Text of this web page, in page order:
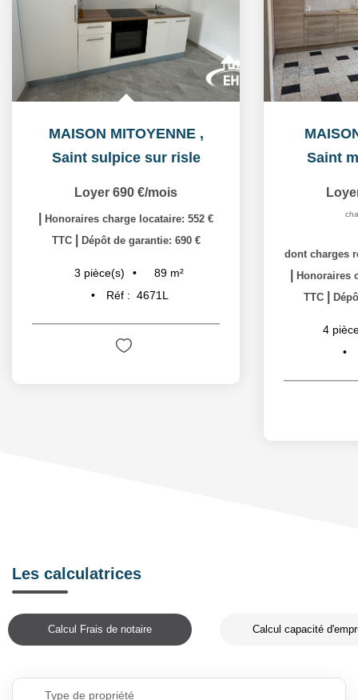
MAISON MITOYENNE ,
Saint sulpice sur risle
Loyer 690 €/mois
Honoraires charge locataire: 552 €
TTC
Dépôt de garantie: 690 €
3 pièce(s) 89 m²
Réf : 4671L
Saint
dont charges
Honoraires
TTC
4
Les calculatrices
Calcul Frais de notaire Calcul capacité